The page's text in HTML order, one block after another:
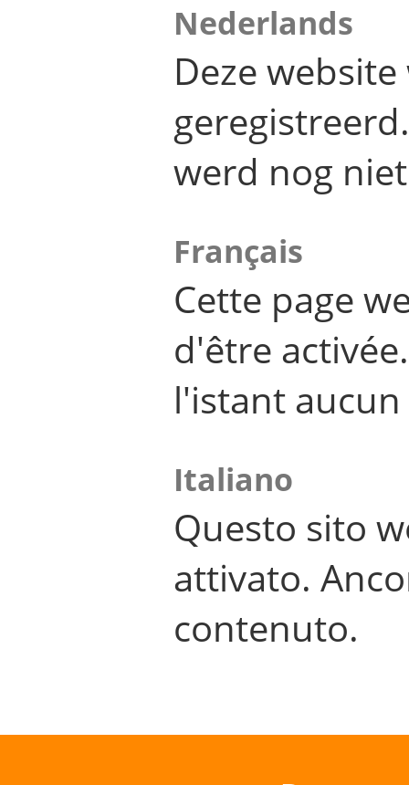
Nederlands
Deze
werd nog
Français
Cette page
d'être
l'istant
Italiano
Questo sito
attivato.
contenuto.